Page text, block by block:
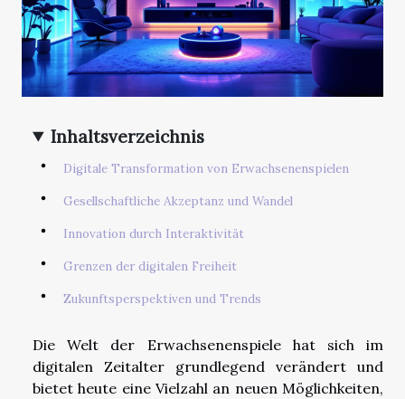
Inhaltsverzeichnis
Digitale Transformation von Erwachsenenspielen
Gesellschaftliche Akzeptanz und Wandel
Innovation durch Interaktivität
Grenzen der digitalen Freiheit
Zukunftsperspektiven und Trends
Die Welt der Erwachsenenspiele hat sich im
digitalen Zeitalter grundlegend verändert und
bietet heute eine Vielzahl an neuen Möglichkeiten,